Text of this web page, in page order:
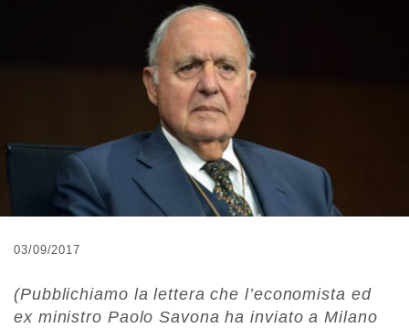
03/09/2017
(Pubblichiamo la lettera che l’economista ed
ex ministro Paolo Savona ha inviato a Milano